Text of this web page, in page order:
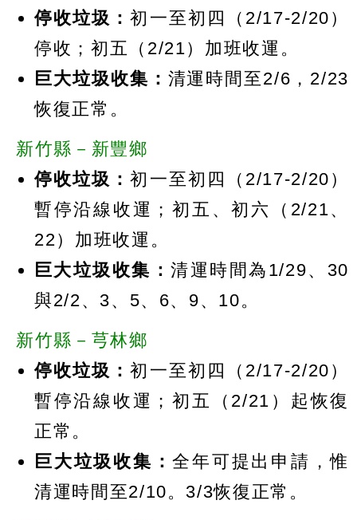
停收垃圾：初一至初四（2/17-2/20）
停收；初五（2/21）加班收運。
巨大垃圾收集： 清運時間至2/6，2/23
恢復正常。
新竹縣－新豐鄉
停收垃圾：初一至初四（2/17-2/20）
暫停沿線收運；初五、初六（2/21、
22）加班收運。
巨大垃圾收集：清運時間為1/29、30
與2/2、3、5、6、9、10。
新竹縣－芎林鄉
停收垃圾：初一至初四（2/17-2/20）
暫停沿線收運；初五（2/21）起恢復
正常。
巨大垃圾收集：全年可提出申請，惟
清運時間至2/10。3/3恢復正常。